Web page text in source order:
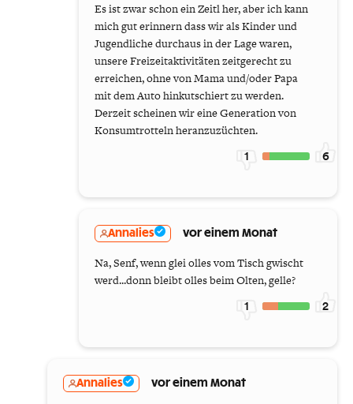
Es ist zwar schon ein Zeitl her, aber ich kann
mich gut erinnern dass wir als Kinder und
Jugendliche durchaus in der Lage waren,
unsere Freizeitaktivitäten zeitgerecht zu
erreichen, ohne von Mama und/oder Papa
mit dem Auto hinkutschiert zu werden.
Derzeit scheinen wir eine Generation von
Konsumtrotteln heranzuzüchten.
1 6
Annalies vor einem Monat
Na, Senf, wenn glei olles vom Tisch gwischt
werd...donn bleibt olles beim Olten, gelle?
1 2
Annalies vor einem Monat